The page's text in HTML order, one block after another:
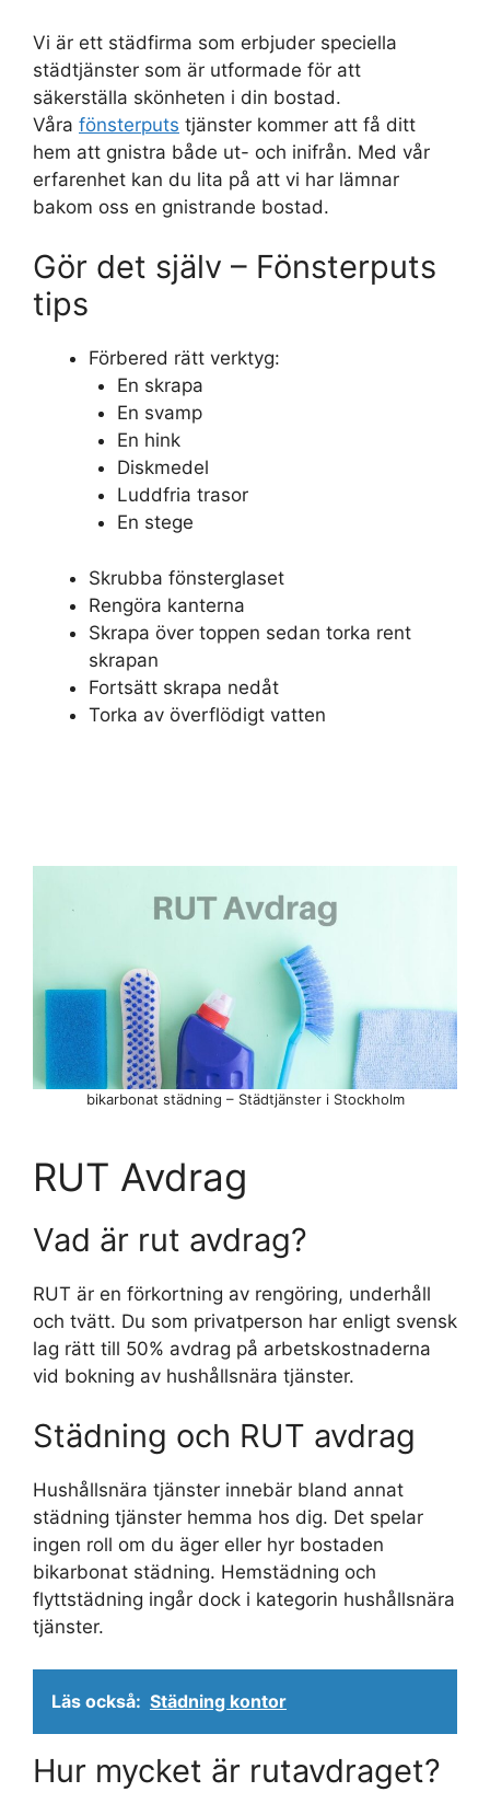
Vi är ett städfirma som erbjuder speciella
städtjänster som är utformade för att
säkerställa skönheten i din bostad.
Våra fönsterputs tjänster kommer att få ditt
hem att gnistra både ut- och inifrån. Med vår
erfarenhet kan du lita på att vi har lämnar
bakom oss en gnistrande bostad.
Gör det själv – Fönsterputs
tips
Förbered rätt verktyg:
En skrapa
En svamp
En hink
Diskmedel
Luddfria trasor
En stege
Skrubba fönsterglaset
Rengöra kanterna
Skrapa över toppen sedan torka rent
skrapan
Fortsätt skrapa nedåt
Torka av överflödigt vatten
RUT Avdrag
Vad är rut avdrag?
RUT är en förkortning av rengöring, underhåll
och tvätt. Du som privatperson har enligt svensk
lag rätt till 50% avdrag på arbetskostnaderna
vid bokning av hushållsnära tjänster.
Städning och RUT avdrag
Hushållsnära tjänster innebär bland annat
städning tjänster hemma hos dig. Det spelar
ingen roll om du äger eller hyr bostaden
bikarbonat städning. Hemstädning och
flyttstädning ingår dock i kategorin hushållsnära
tjänster.
Läs också: Städning kontor
Hur mycket är rutavdraget?
bikarbonat städning – Städtjänster i Stockholm